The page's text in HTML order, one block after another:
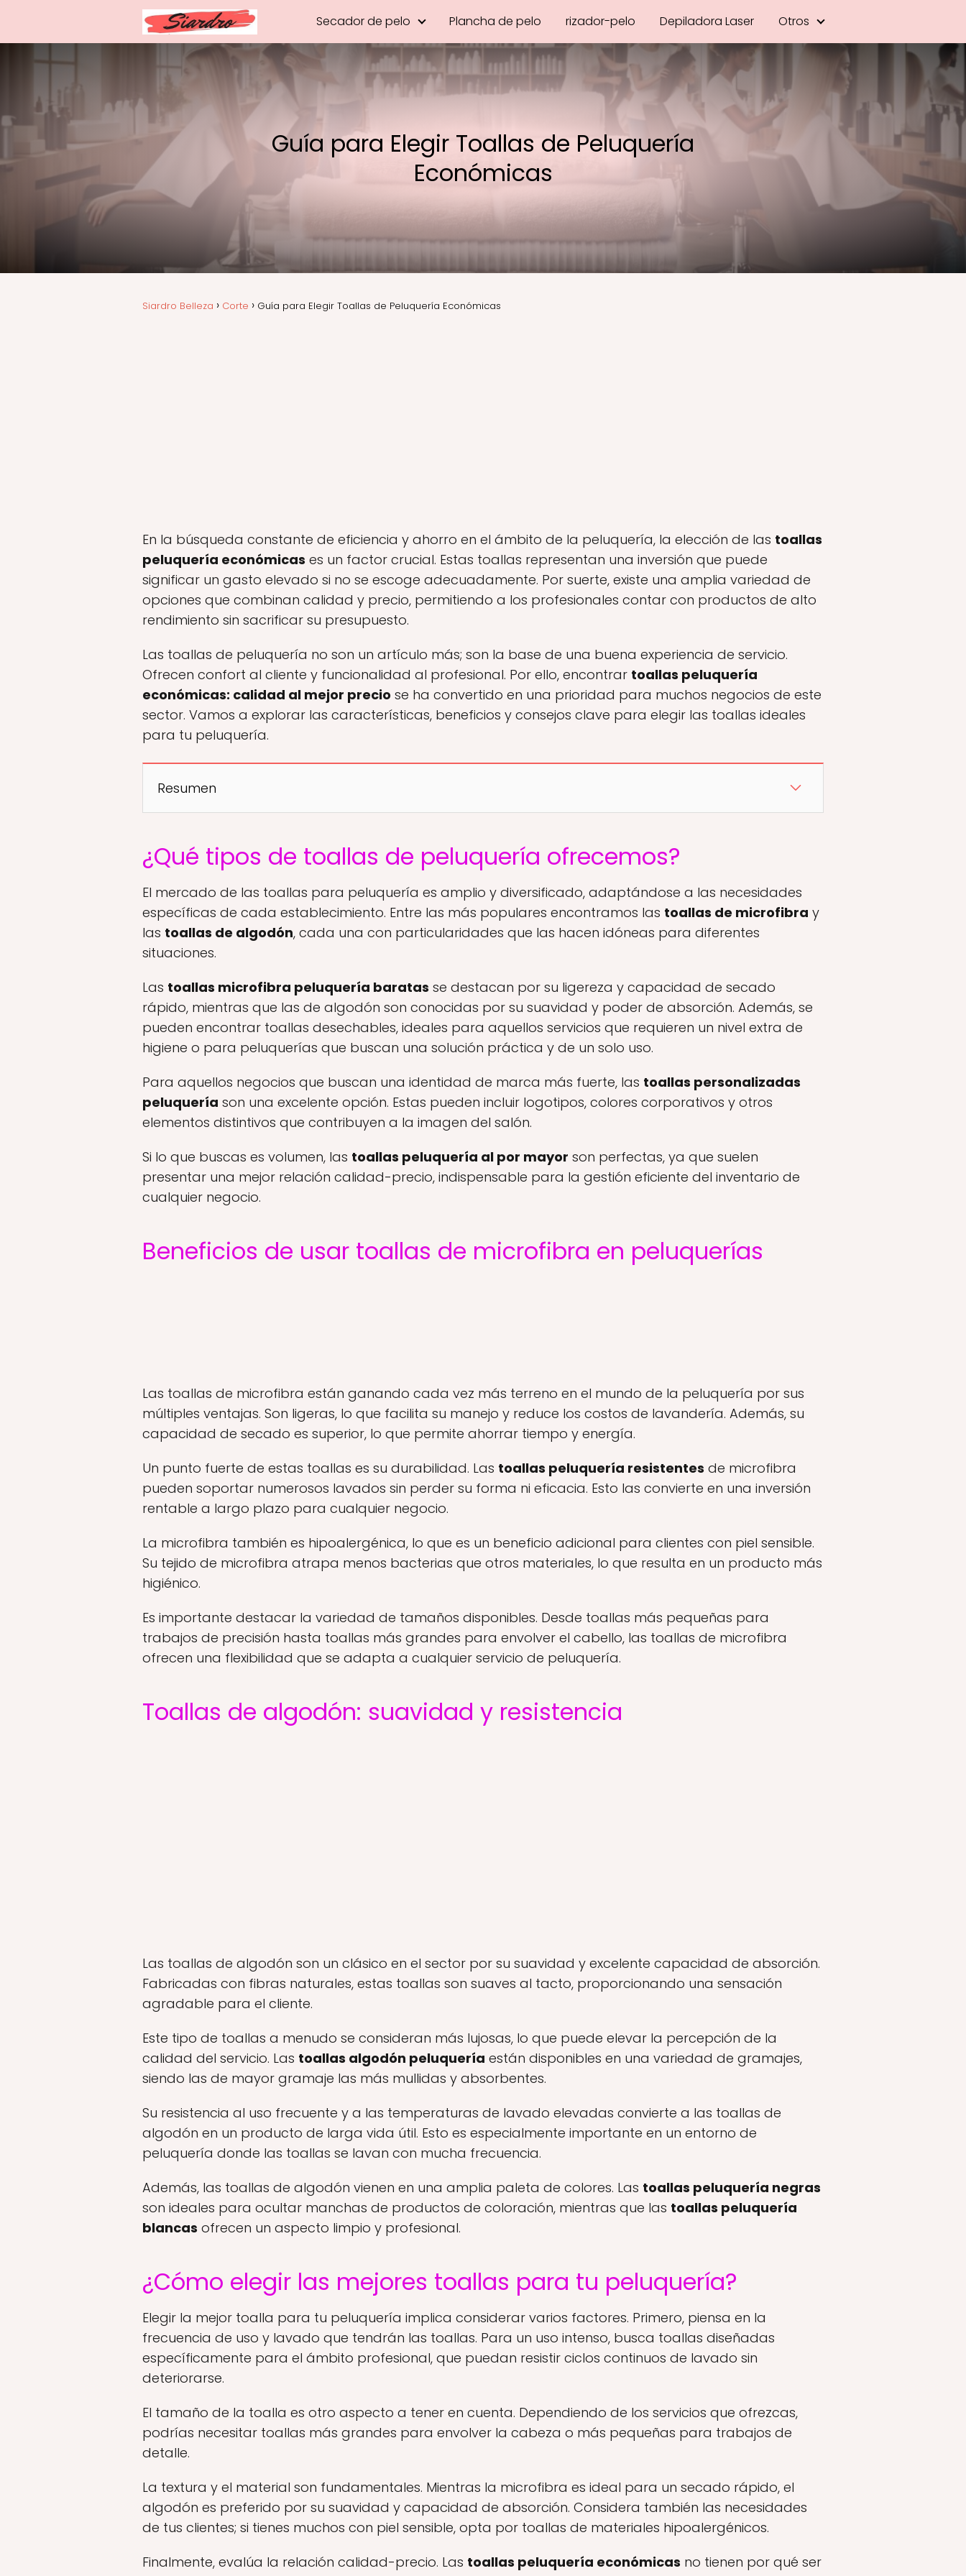
Secador de pelo Plancha de pelo rizador-pelo Depiladora Laser Otros
Guía para Elegir Toallas de Peluquería
Económicas
Siardro Belleza Corte Guía para Elegir Toallas de Peluquería Económicas
En la búsqueda constante de eficiencia y ahorro en el ámbito de la peluquería, la elección de las toallas
peluquería económicas es un factor crucial. Estas toallas representan una inversión que puede
significar un gasto elevado si no se escoge adecuadamente. Por suerte, existe una amplia variedad de
opciones que combinan calidad y precio, permitiendo a los profesionales contar con productos de alto
rendimiento sin sacrificar su presupuesto.
Las toallas de peluquería no son un artículo más; son la base de una buena experiencia de servicio.
Ofrecen confort al cliente y funcionalidad al profesional. Por ello, encontrar toallas peluquería
económicas: calidad al mejor precio se ha convertido en una prioridad para muchos negocios de este
sector. Vamos a explorar las características, beneficios y consejos clave para elegir las toallas ideales
para tu peluquería.
Resumen
¿Qué tipos de toallas de peluquería ofrecemos?
El mercado de las toallas para peluquería es amplio y diversificado, adaptándose a las necesidades
específicas de cada establecimiento. Entre las más populares encontramos las toallas de microfibra y
las toallas de algodón, cada una con particularidades que las hacen idóneas para diferentes
situaciones.
Las toallas microfibra peluquería baratas se destacan por su ligereza y capacidad de secado
rápido, mientras que las de algodón son conocidas por su suavidad y poder de absorción. Además, se
pueden encontrar toallas desechables, ideales para aquellos servicios que requieren un nivel extra de
higiene o para peluquerías que buscan una solución práctica y de un solo uso.
Para aquellos negocios que buscan una identidad de marca más fuerte, las toallas personalizadas
peluquería son una excelente opción. Estas pueden incluir logotipos, colores corporativos y otros
elementos distintivos que contribuyen a la imagen del salón.
Si lo que buscas es volumen, las toallas peluquería al por mayor son perfectas, ya que suelen
presentar una mejor relación calidad-precio, indispensable para la gestión eficiente del inventario de
cualquier negocio.
Beneficios de usar toallas de microfibra en peluquerías
Las toallas de microfibra están ganando cada vez más terreno en el mundo de la peluquería por sus
múltiples ventajas. Son ligeras, lo que facilita su manejo y reduce los costos de lavandería. Además, su
capacidad de secado es superior, lo que permite ahorrar tiempo y energía.
Un punto fuerte de estas toallas es su durabilidad. Las toallas peluquería resistentes de microfibra
pueden soportar numerosos lavados sin perder su forma ni eficacia. Esto las convierte en una inversión
rentable a largo plazo para cualquier negocio.
La microfibra también es hipoalergénica, lo que es un beneficio adicional para clientes con piel sensible.
Su tejido de microfibra atrapa menos bacterias que otros materiales, lo que resulta en un producto más
higiénico.
Es importante destacar la variedad de tamaños disponibles. Desde toallas más pequeñas para
trabajos de precisión hasta toallas más grandes para envolver el cabello, las toallas de microfibra
ofrecen una flexibilidad que se adapta a cualquier servicio de peluquería.
Toallas de algodón: suavidad y resistencia
Las toallas de algodón son un clásico en el sector por su suavidad y excelente capacidad de absorción.
Fabricadas con fibras naturales, estas toallas son suaves al tacto, proporcionando una sensación
agradable para el cliente.
Este tipo de toallas a menudo se consideran más lujosas, lo que puede elevar la percepción de la
calidad del servicio. Las toallas algodón peluquería están disponibles en una variedad de gramajes,
siendo las de mayor gramaje las más mullidas y absorbentes.
Su resistencia al uso frecuente y a las temperaturas de lavado elevadas convierte a las toallas de
algodón en un producto de larga vida útil. Esto es especialmente importante en un entorno de
peluquería donde las toallas se lavan con mucha frecuencia.
Además, las toallas de algodón vienen en una amplia paleta de colores. Las toallas peluquería negras
son ideales para ocultar manchas de productos de coloración, mientras que las toallas peluquería
blancas ofrecen un aspecto limpio y profesional.
¿Cómo elegir las mejores toallas para tu peluquería?
Elegir la mejor toalla para tu peluquería implica considerar varios factores. Primero, piensa en la
frecuencia de uso y lavado que tendrán las toallas. Para un uso intenso, busca toallas diseñadas
específicamente para el ámbito profesional, que puedan resistir ciclos continuos de lavado sin
deteriorarse.
El tamaño de la toalla es otro aspecto a tener en cuenta. Dependiendo de los servicios que ofrezcas,
podrías necesitar toallas más grandes para envolver la cabeza o más pequeñas para trabajos de
detalle.
La textura y el material son fundamentales. Mientras la microfibra es ideal para un secado rápido, el
algodón es preferido por su suavidad y capacidad de absorción. Considera también las necesidades
de tus clientes; si tienes muchos con piel sensible, opta por toallas de materiales hipoalergénicos.
Finalmente, evalúa la relación calidad-precio. Las toallas peluquería económicas no tienen por qué ser